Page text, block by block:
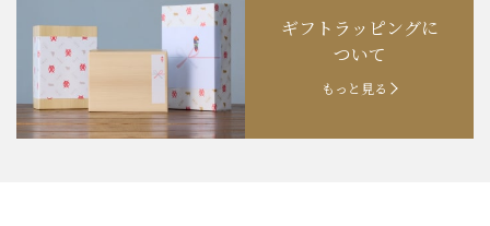
お知らせ 202４.09.18 【秋の味覚祭】食欲の秋！
ギフトラッピングに
ついて
もっと見る